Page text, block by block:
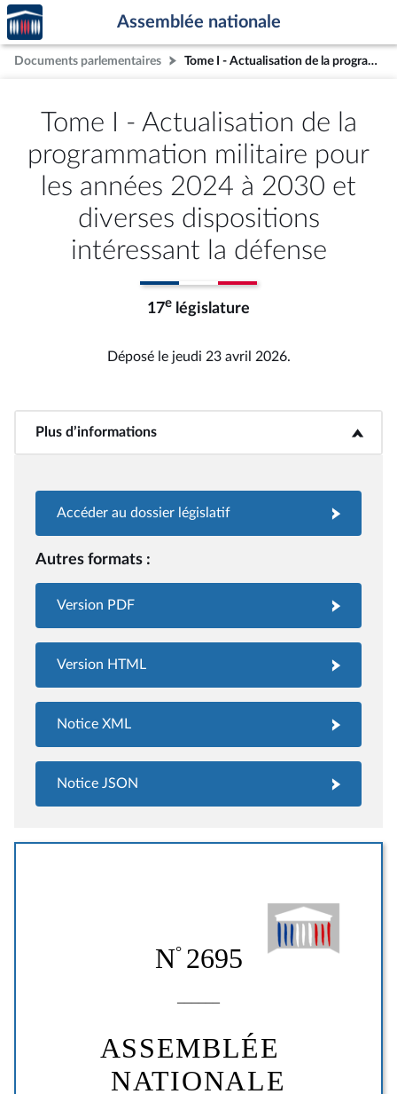
Aller au contenu
Aller en bas de la page
Accèder
à la
page
d'accueil
Assemblée nationale
Documents parlementaires Tome I - Actualisation de la programmation militaire pour les années 2024 à 2030 et diverses dispositions intéressant la défense
Tome I - Actualisation de la
programmation militaire pour
les années 2024 à 2030 et
diverses dispositions
intéressant la défense
17e législature
Déposé le jeudi 23 avril 2026.
Plus d’informations<b>Plus d’informations</b>
Accéder au dossier législatif
Autres formats :
Version PDF
Version HTML
Notice XML
Notice JSON